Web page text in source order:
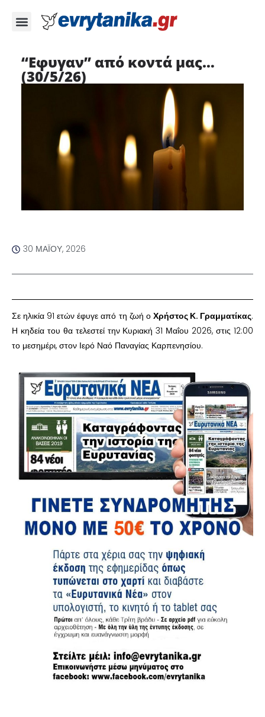
“Εφυγαν” από κοντά μας…
(30/5/26)
30 ΜΑΪ́ΟΥ, 2026
Σε ηλικία 91 ετών έφυγε από τη ζωή ο Χρήστος Κ. Γραμματίκας.
Η κηδεία του θα τελεστεί την Κυριακή 31 Μαΐου 2026, στις 12:00
το μεσημέρι, στον Ιερό Ναό Παναγίας Καρπενησίου.